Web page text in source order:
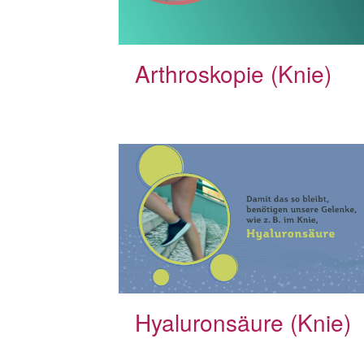
Arthroskopie (Knie)
Hyaluronsäure (Knie)